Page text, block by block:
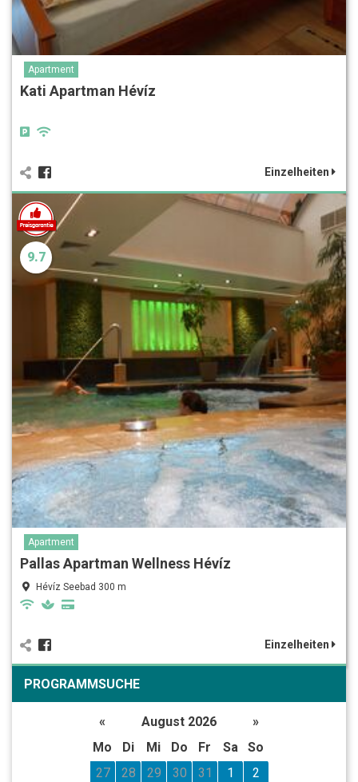
Apartment
Kati Apartman Hévíz
Einzelheiten
9.7
Apartment
Pallas Apartman Wellness Hévíz
Hévíz Seebad 300 m
Einzelheiten
PROGRAMMSUCHE
« August 2026
»
Mo
Di Mi Do Fr Sa
So
27
28 29 30 31 1
2